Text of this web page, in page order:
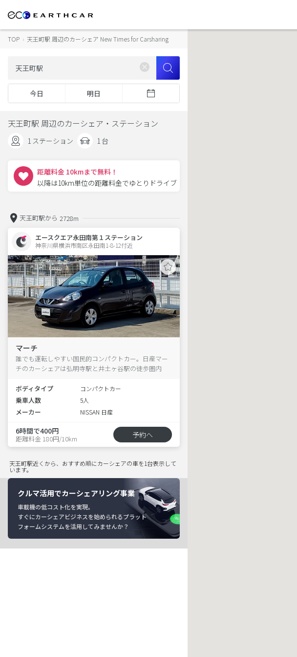
TOP › 天王町駅 周辺のカーシェア New Times for Carsharing
今日 明日
天王町駅 周辺のカーシェア・ステーション
1 ステーション 1 台
距離料金 10kmまで無料！
以降は10km単位の距離料金でゆとりドライブ
天王町駅から 2728m
エースクエア永田南第１ステーション
神奈川県横浜市南区永田南1-8-12付近
マーチ
誰でも運転しやすい国民的コンパクトカー。日産マー
チのカーシェアは弘明寺駅と井土ヶ谷駅の徒歩圏内
ボディタイプ コンパクトカー
乗車人数 5人
メーカー NISSAN 日産
6時間で400円
距離料金 180円/10km 予約へ
天王町駅近くから、おすすめ順にカーシェアの車を1台表示して
います。
クルマ活用でカーシェアリング事業
車載機の低コスト化を実現。
すぐにカーシェアビジネスを始められるプラット
フォームシステムを活用してみませんか？